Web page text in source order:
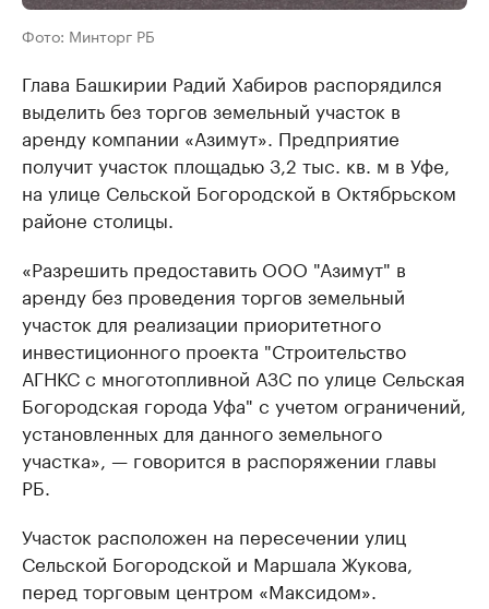
Фото: Минторг РБ
Глава Башкирии Радий Хабиров распорядился
выделить без торгов земельный участок в
аренду компании «Азимут». Предприятие
получит участок площадью 3,2 тыс. кв. м в Уфе,
на улице Сельской Богородской в Октябрьском
районе столицы.
«Разрешить предоставить ООО "Азимут" в
аренду без проведения торгов земельный
участок для реализации приоритетного
инвестиционного проекта "Строительство
АГНКС с многотопливной АЗС по улице Сельская
Богородская города Уфа" с учетом ограничений,
установленных для данного земельного
участка», — говорится в распоряжении главы
РБ.
Участок расположен на пересечении улиц
Сельской Богородской и Маршала Жукова,
перед торговым центром «Максидом».